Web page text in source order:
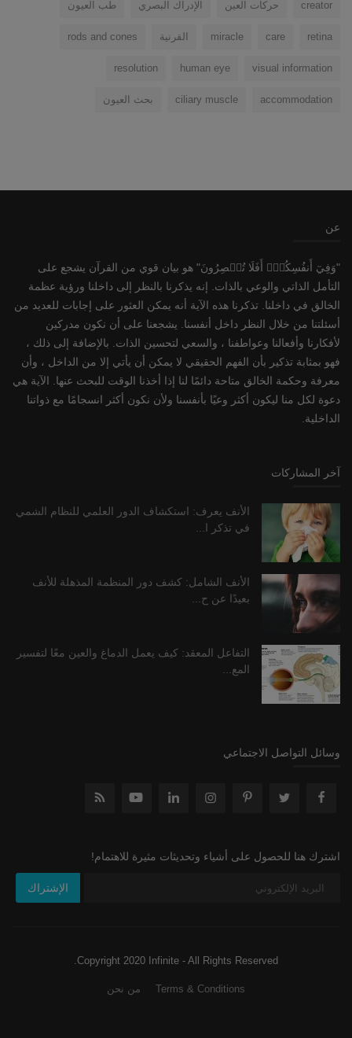
creator حركات العين الإدراك البصري طب العيون
retina
care
miracle القرنية rods and cones
visual information
human eye
resolution
accommodation
ciliary muscle بحث العيون
عن
"وَفِيٓ أَنفُسِكُمۡۚ أَفَلَا تُبۡصِرُونَ" هو بيان قوي من القرآن يشجع على
التأمل الذاتي والوعي بالذات. إنه يذكرنا بالنظر إلى داخلنا ورؤية عظمة
الخالق في داخلنا. تذكرنا هذه الآية أنه يمكن العثور على إجابات للعديد من
أسئلتنا من خلال النظر داخل أنفسنا. يشجعنا على أن نكون مدركين
لأفكارنا وأفعالنا وعواطفنا ، والسعي لتحسين الذات. بالإضافة إلى ذلك ،
فهو بمثابة تذكير بأن الفهم الحقيقي لا يمكن أن يأتي إلا من الداخل ، وأن
معرفة وحكمة الخالق متاحة دائمًا لنا إذا أخذنا الوقت للبحث عنها. الآية هي
دعوة لكل منا ليكون أكثر وعيًا بأنفسنا ولأن نكون أكثر انسجامًا مع ذواتنا
الداخلية.
آخر المشاركات
الأنف يعرف: استكشاف الدور العلمي للنظام الشمي
في تذكر ا...
الأنف الشامل: كشف دور المنظمة المذهلة للأنف
بعيدًا عن ح...
التفاعل المعقد: كيف يعمل الدماغ والعين معًا لتفسير
المع...
وسائل التواصل الاجتماعي
اشترك هنا للحصول على أشياء وتحديثات مثيرة للاهتمام!
الإشتراك
Copyright 2020 Infinite - All Rights Reserved.
Terms & Conditions من نحن